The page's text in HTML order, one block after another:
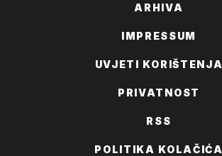
ARHIVA
IMPRESSUM
UVJETI KORIŠTENJA
PRIVATNOST
RSS
POLITIKA KOLAČIĆA